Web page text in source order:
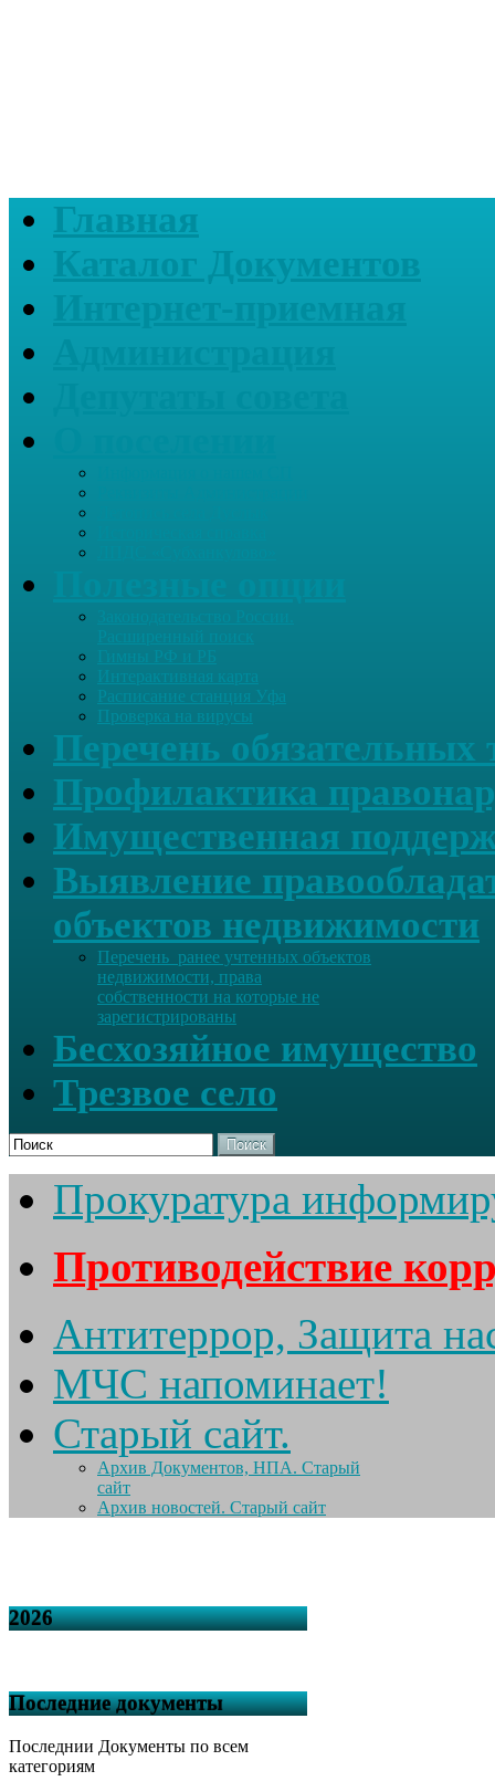
Главная
Каталог Документов
Интерактивная карта
Расписание станция Уфа
Проверка на вирусы
Перечень обязательных
Профилактика
Имущественная
Выявление
объектов недвижимости
Перечень ранее учтенных объектов
недвижимости, права
собственности на которые не
зарегистрированы
Бесхозяйное имущество
Трезвое село
Поиск
Прокуратура
Противодействие
Антитеррор, Защита
МЧС напоминает!
Старый сайт.
Архив Документов, НПА. Старый
сайт
Архив новостей. Старый сайт
2026
Последние документы
Последнии Документы по всем
категориям